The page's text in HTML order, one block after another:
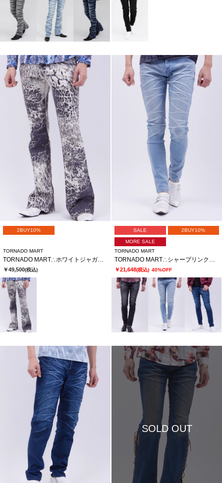
2BUY10%
TORNADO MART
￥49,500(税込)
SALE 2BUY10%
MORE SALE
TORNADO MART
￥21,648(税込) 40%OFF
SOLD OUT